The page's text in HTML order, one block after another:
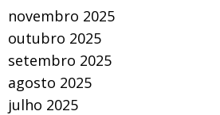
novembro 2025
outubro 2025
setembro 2025
agosto 2025
julho 2025